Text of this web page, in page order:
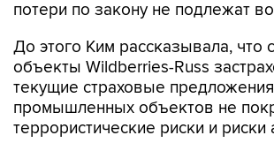
До этого Ким рассказывала, что
текущие страховые предложения
промышленных объектов не
террористические риски и
Объединенная компания